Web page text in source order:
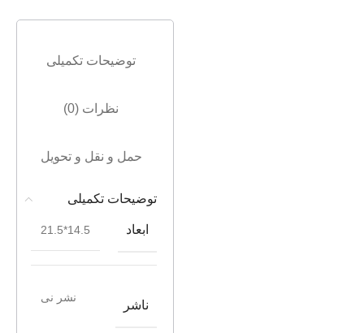
توضیحات تکمیلی
نظرات (0)
حمل و نقل و تحویل
توضیحات تکمیلی
ابعاد 14.5*21.5
ناشر
نشر نی